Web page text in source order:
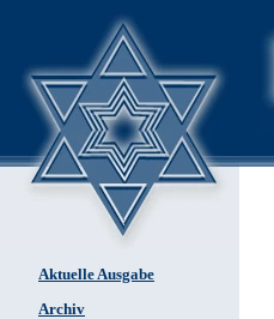
Aktuelle Ausgabe
Archiv